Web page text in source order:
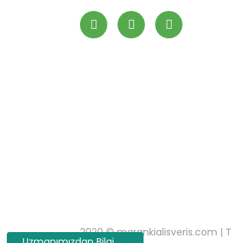
2020 © marankialisveris.com |